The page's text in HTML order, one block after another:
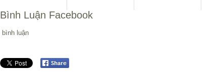
Bình Luận Facebook
bình luận